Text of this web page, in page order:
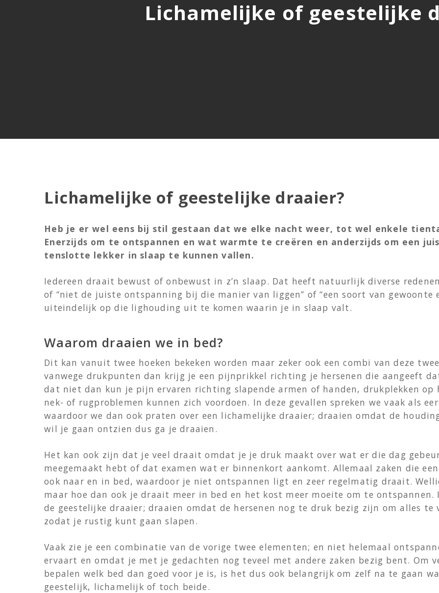
Lichamelijke of geestelijke
Lichamelijke of geestelijke draaier?
Heb je er wel eens bij stil gestaan dat we elke nacht weer, tot wel enkele
Enerzijds om te ontspannen en wat warmte te creëren en anderzijds om een
tenslotte lekker in slaap te kunnen vallen.
Iedereen draait bewust of onbewust in z’n slaap. Dat heeft natuurlijk diverse
of “niet de juiste ontspanning bij die manier van liggen” of “een soort van gewoonte
uiteindelijk op die lighouding uit te komen waarin je in slaap valt.
Waarom draaien we in bed?
Dit kan vanuit twee hoeken bekeken worden maar zeker ook een combi van deze
vanwege drukpunten dan krijg je een pijnprikkel richting je hersenen die aangeeft
dat niet dan kun je pijn ervaren richting slapende armen of handen, drukplekken op
nek- of rugproblemen kunnen zich voordoen. In deze gevallen spreken we vaak als
waardoor we dan ook praten over een lichamelijke draaier; draaien omdat de
wil je gaan ontzien dus ga je draaien.
Het kan ook zijn dat je veel draait omdat je je druk maakt over wat er die dag
meegemaakt hebt of dat examen wat er binnenkort aankomt. Allemaal zaken die
ook naar en in bed, waardoor je niet ontspannen ligt en zeer regelmatig draait.
maar hoe dan ook je draait meer in bed en het kost meer moeite om te
de geestelijke draaier; draaien omdat de hersenen nog te druk bezig zijn om alles te
zodat je rustig kunt gaan slapen.
Vaak zie je een combinatie van de vorige twee elementen; en niet helemaal
ervaart en omdat je met je gedachten nog teveel met andere zaken bezig bent. Om
bepalen welk bed dan goed voor je is, is het dus ook belangrijk om zelf na te gaan
geestelijk, lichamelijk of toch beide.